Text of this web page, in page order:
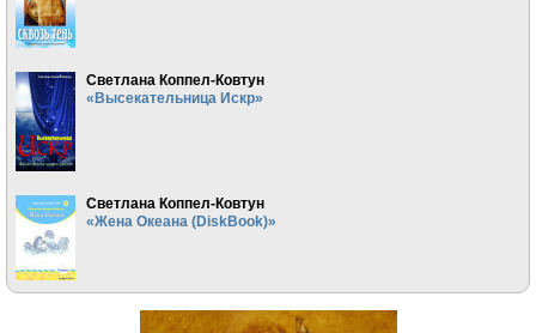
Светлана Коппел-Ковтун
«Высекательница Искр»
Светлана Коппел-Ковтун
«Жена Океана (DiskBook)»